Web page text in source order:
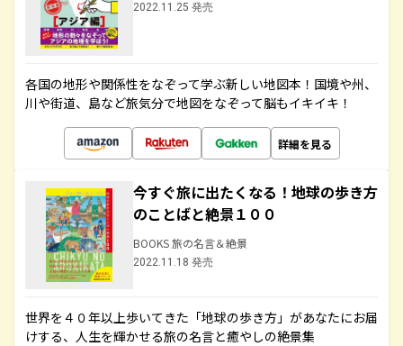
2022.11.25 発売
各国の地形や関係性をなぞって学ぶ新しい地図本！国境や州、
川や街道、島など旅気分で地図をなぞって脳もイキイキ！
詳細を見る
今すぐ旅に出たくなる！地球の歩き方
のことばと絶景１００
BOOKS 旅の名言＆絶景
2022.11.18 発売
世界を４０年以上歩いてきた「地球の歩き方」があなたにお届
けする、人生を輝かせる旅の名言と癒やしの絶景集